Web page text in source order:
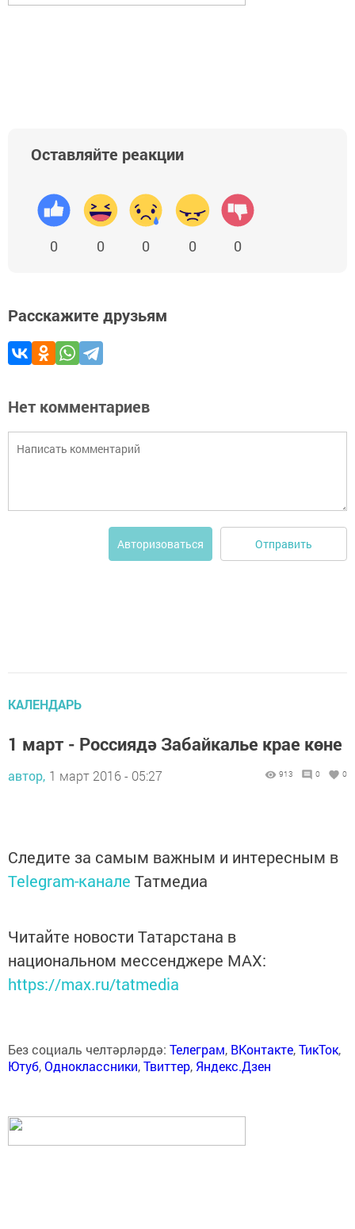
Оставляйте реакции
0 0 0 0 0
Расскажите друзьям
Нет комментариев
Авторизоваться Отправить
КАЛЕНДАРЬ
1 март - Россиядә Забайкалье крае көне
автор, 1 март 2016 - 05:27 913 0 0
Следите за самым важным и интересным в
Telegram-канале Татмедиа
Читайте новости Татарстана в
национальном мессенджере MАХ:
https://max.ru/tatmedia
Без социаль челтәрләрдә: Телеграм, ВКонтакте,ТикТок,
Ютуб,Одноклассники,Твиттер, Яндекс.Дзен